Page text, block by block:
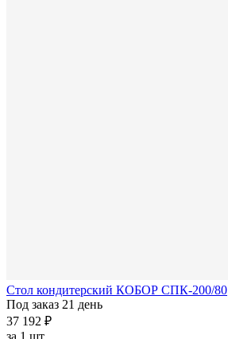
Стол кондитерский КОБОР СПК-200/80
Под заказ 21 день
37 192 ₽
за 1 шт